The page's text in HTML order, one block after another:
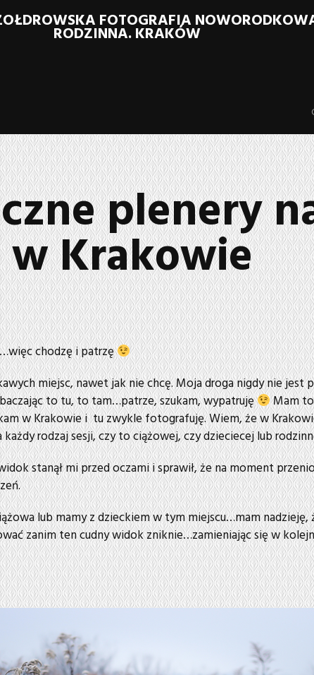
FOTOGRAFIA
RODZINNA. KRAKÓW
plenery
w Krakowie
chodzę i patrzę
miejsc, nawet jak nie chcę. Moja droga nigdy nie jest
to tu, to tam…patrze, szukam, wypatruję
Mam to
w Krakowie i tu zwykle fotografuję. Wiem, że w
każdy rodzaj sesji, czy to ciążowej, czy dzieciecej lub
stanął mi przed oczami i sprawił, że na moment
lub mamy z dzieckiem w tym miejscu…mam nadzieję,
zanim ten cudny widok zniknie…zamieniając się w